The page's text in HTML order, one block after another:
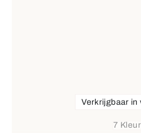
7
Verkrijgbaar in